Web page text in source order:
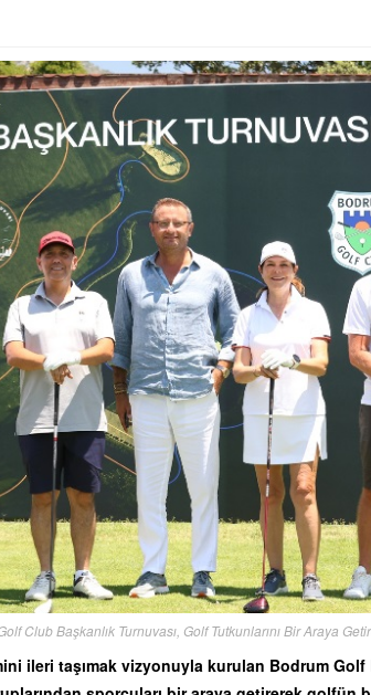
Club Başkanlık Turnuvası, Golf Tutkunlarını Bir Araya
ileri taşımak vizyonuyla kurulan Bodrum